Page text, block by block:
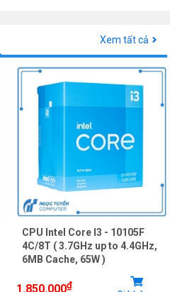
Xem tất cả
CPU Intel Core I3 - 10105F
4C/8T ( 3.7GHz up to 4.4GHz,
6MB Cache, 65W )
1.850.000₫